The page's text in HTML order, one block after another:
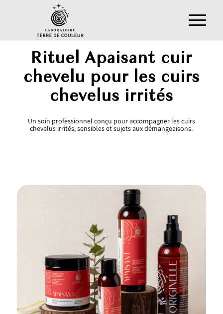
Rituel Apaisant cuir
chevelu pour les cuirs
chevelus irrités
Un soin professionnel conçu pour accompagner les cuirs
chevelus irrités, sensibles et sujets aux démangeaisons.